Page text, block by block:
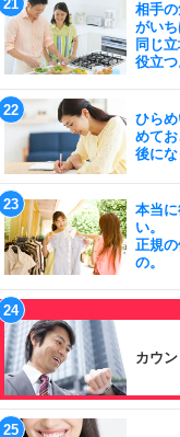
相手
がいち
同じ
役立つ
ひら
めてお
後にな
本当
い。
正規
の。
カウ